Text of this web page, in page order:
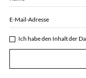
E-Mail-Adresse
Ich habe den Inhalt der